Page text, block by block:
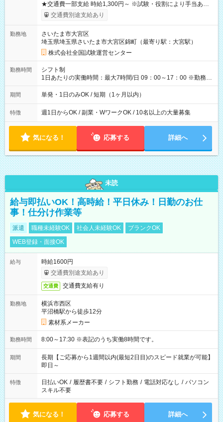
★交通費一部支給 時給1,300円～ ※試験・役割により手当あり
※勤務回数により昇給あり 【即給（前払い）オプションあ
り！】 希望される場合、勤務から1週間ほどで給与の一部を受け
例】 ・河合塾模擬試験 8:30～17:30（休憩1時間） 時給1,300円
×8時間＝日収10,400円＋交通費 ※当日の役割により時給＋100
円の場合あり ・国家試験 7:00～13:30（休憩なし） 時給1,300
円（役割手当＋100円）×6時間＝日収8,400円＋交通費 【試用期
間】試用期間なし
交通費別途支給あり
勤務地
さいたま市大宮区
埼玉県埼玉県さいたま市大宮区錦町（最寄り駅：大宮駅）
株式会社全国試験運営センター
勤務時間
シフト制
1日あたりの実働時間：最大7時間/日 09：00～17：00 ※勤務時
間は 試験により異なります。
期間 単発・1日のみOK / 短期（1ヶ月以内）
特徴 週1日からOK / 副業・WワークOK / 10名以上の大量募集
気になる！ 応募する 詳細へ
未読
給与即払いOK！高時給！平日休み！日勤のお仕
事！仕分け作業等
派遣 職種未経験OK 社会人未経験OK
ブランクOK
WEB登録・面接OK
給与
時給1600円
交通費別途支給あり
交通費 交通費支給有り
勤務地
横浜市西区
平沼橋駅から徒歩12分
素材系メーカー
勤務時間 8:00～17:30 ※表記のうち実働8時間です。
期間
長期【ご応募から1週間以内(最短2日目)のスピード就業が可能】
即日～
特徴 日払いOK / 履歴書不要 / シフト勤務 / 電話対応なし / パソコン
スキル不要
気になる！ 応募する 詳細へ